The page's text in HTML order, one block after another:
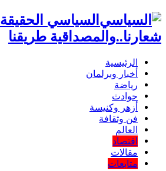
السياسي الحقيقة
شعارنا..والمصداقية طريقنا
الرئيسية
أخبار وبرلمان
رياضة
حوادث
أزهر وكنيسة
فن وثقافة
العالم
اقتصاد
مقالات
متابعات